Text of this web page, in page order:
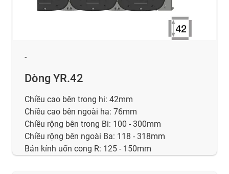
-
Dòng YR.42
Chiều cao bên trong hi: 42mm
Chiều cao bên ngoài ha: 76mm
Chiều rộng bên trong Bi: 100 - 300mm
Chiều rộng bên ngoài Ba: 118 - 318mm
Bán kính uốn cong R: 125 - 150mm